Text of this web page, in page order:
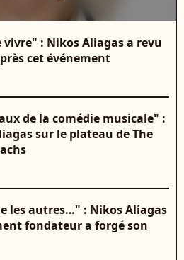
vivre" : Nikos Aliagas a revu
cet événement
de la comédie musicale" :
sur le plateau de The
les autres…" : Nikos Aliagas
fondateur a forgé son